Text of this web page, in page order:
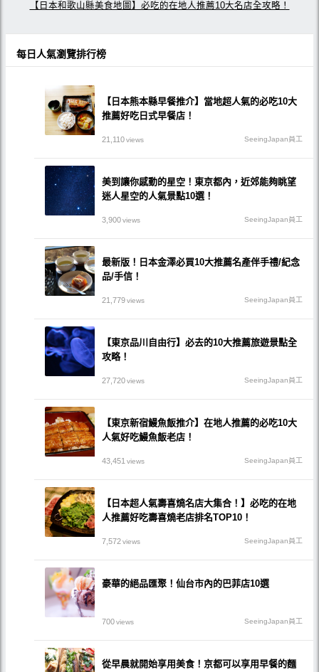
【日本和歌山縣美食地圖】必吃的在地人推薦10大名店全攻略！
每日人氣瀏覽排行榜
【日本熊本縣早餐推介】當地超人氣的必吃10大
推薦好吃日式早餐店！
21,110views SeeingJapan員工
美到讓你感動的星空！東京都內，近郊能夠眺望
迷人星空的人氣景點10選！
3,900views SeeingJapan員工
最新版！日本金澤必買10大推薦名產伴手禮/紀念
品/手信！
21,779views SeeingJapan員工
【東京品川自由行】必去的10大推薦旅遊景點全
攻略！
27,720views SeeingJapan員工
【東京新宿鰻魚飯推介】在地人推薦的必吃10大
人氣好吃鰻魚飯老店！
43,451 views SeeingJapan員工
【日本超人氣壽喜燒名店大集合！】必吃的在地
人推薦好吃壽喜燒老店排名TOP10！
7,572views SeeingJapan員工
豪華的絕品匯聚！仙台市內的巴菲店10選
700views SeeingJapan員工
從早晨就開始享用美食！京都可以享用早餐的麵